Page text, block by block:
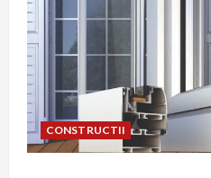
CONSTRUCTII